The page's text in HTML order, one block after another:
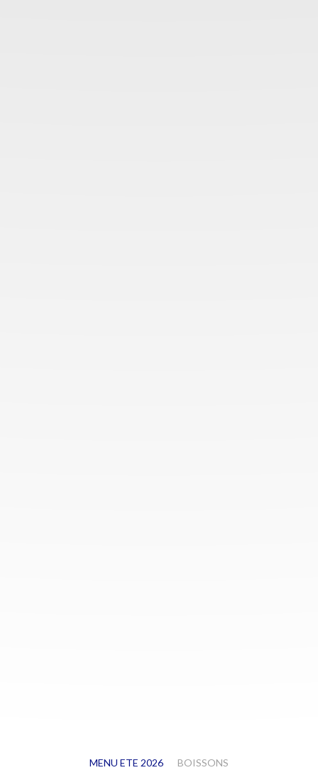
MENU ETE 2026 BOISSONS